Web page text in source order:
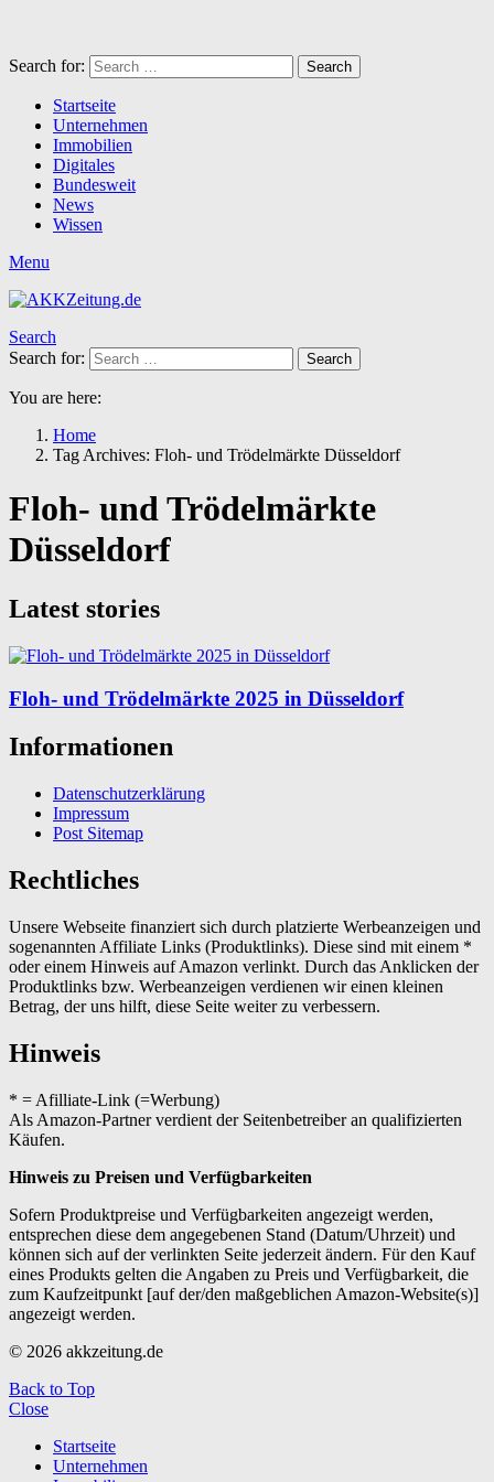
Search for: Search
Startseite
Unternehmen
Immobilien
Digitales
Bundesweit
News
Wissen
Menu
Search
Search for:
Search
You are here:
Home
Tag Archives: Floh- und Trödelmärkte Düsseldorf
Floh- und Trödelmärkte
Düsseldorf
Latest stories
Floh- und Trödelmärkte 2025 in Düsseldorf
Informationen
Datenschutzerklärung
Impressum
Post Sitemap
Rechtliches
Unsere Webseite finanziert sich durch platzierte Werbeanzeigen und
sogenannten Affiliate Links (Produktlinks). Diese sind mit einem *
oder einem Hinweis auf Amazon verlinkt. Durch das Anklicken der
Produktlinks bzw. Werbeanzeigen verdienen wir einen kleinen
Betrag, der uns hilft, diese Seite weiter zu verbessern.
Hinweis
* = Afilliate-Link (=Werbung)
Als Amazon-Partner verdient der Seitenbetreiber an qualifizierten
Käufen.
Hinweis zu Preisen und Verfügbarkeiten
Sofern Produktpreise und Verfügbarkeiten angezeigt werden,
entsprechen diese dem angegebenen Stand (Datum/Uhrzeit) und
können sich auf der verlinkten Seite jederzeit ändern. Für den Kauf
eines Produkts gelten die Angaben zu Preis und Verfügbarkeit, die
zum Kaufzeitpunkt [auf der/den maßgeblichen Amazon-Website(s)]
angezeigt werden.
© 2026 akkzeitung.de
Back to Top
Close
Startseite
Unternehmen